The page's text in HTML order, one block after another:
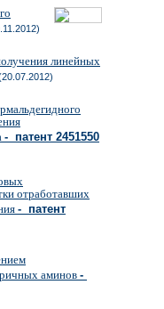
линейных
- патент 2451550
отработавших
- патент
аминов -